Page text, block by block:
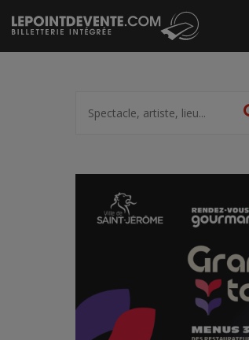
Passer
au
contenu
artiste,
lieu...